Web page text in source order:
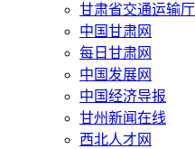
甘肃省交通运输厅
中国甘肃网
每日甘肃网
中国发展网
中国经济导报
甘州新闻在线
西北人才网